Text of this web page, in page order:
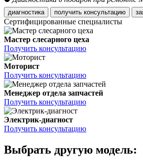
диагностика получить консультацию
Сертифицированные специалисты
Мастер слесарного цеха
Получить консультацию
Моторист
Получить консультацию
Менеджер отдела запчастей
Получить консультацию
Электрик-диагност
Получить консультацию
Выбрать другую модель: